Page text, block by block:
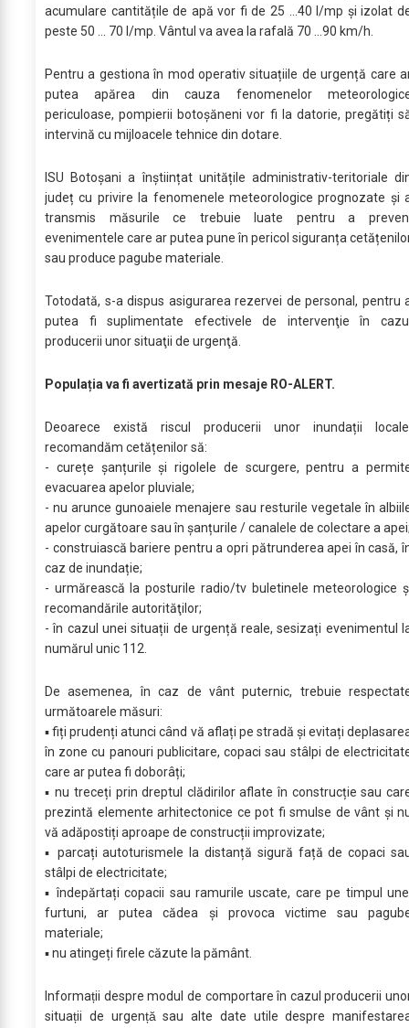
acumulare cantitățile de apă vor fi de 25 ...40 l/mp și izolat
peste 50 ... 70 l/mp. Vântul va avea la rafală 70 ...90 km/h.
Pentru a gestiona în mod operativ situațiile de urgență care
putea apărea din cauza fenomenelor
periculoase, pompierii botoșăneni vor fi la datorie, pregătiți
intervină cu mijloacele tehnice din dotare.
ISU Botoșani a înștiințat unitățile administrativ-teritoriale
județ cu privire la fenomenele meteorologice prognozate și
transmis măsurile ce trebuie luate pentru a
evenimentele care ar putea pune în pericol siguranța
sau produce pagube materiale.
Totodată, s-a dispus asigurarea rezervei de personal, pentru
putea fi suplimentate efectivele de intervenţie în
producerii unor situaţii de urgenţă.
Populația va fi avertizată prin mesaje RO-ALERT.
Deoarece există riscul producerii unor inundații
recomandăm cetățenilor să:
- curețe șanțurile și rigolele de scurgere, pentru a
evacuarea apelor pluviale;
- nu arunce gunoaiele menajere sau resturile vegetale în
apelor curgătoare sau în șanțurile / canalele de colectare a
- construiască bariere pentru a opri pătrunderea apei în casă,
caz de inundație;
- urmărească la posturile radio/tv buletinele meteorologice
recomandările autorităţilor;
- în cazul unei situații de urgență reale, sesizați evenimentul
numărul unic 112.
De asemenea, în caz de vânt puternic, trebuie
următoarele măsuri:
▪ fiți prudenți atunci când vă aflați pe stradă și evitați
în zone cu panouri publicitare, copaci sau stâlpi de
care ar putea fi doborâți;
▪ nu treceți prin dreptul clădirilor aflate în construcție sau
prezintă elemente arhitectonice ce pot fi smulse de vânt și
vă adăpostiți aproape de construcții improvizate;
▪ parcați autoturismele la distanță sigură față de copaci
stâlpi de electricitate;
▪ îndepărtați copacii sau ramurile uscate, care pe timpul
furtuni, ar putea cădea şi provoca victime sau
materiale;
▪ nu atingeți firele căzute la pământ.
Informații despre modul de comportare în cazul producerii
situații de urgență sau alte date utile despre